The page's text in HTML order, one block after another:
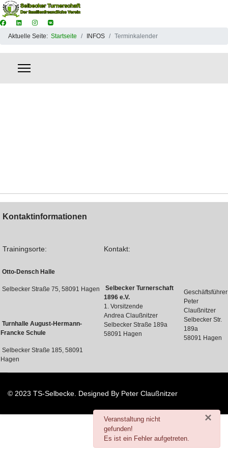
Aktuelle Seite: Startseite INFOS Terminkalender
×
danger
Veranstaltung nicht
gefunden!
Es ist ein Fehler aufgetreten.
Kontaktinformationen
Trainingsorte: Kontakt:
Otto-Densch Halle
Selbecker Straße 75, 58091 Hagen
Turnhalle August-Hermann-
Francke Schule
Selbecker Straße 185, 58091
Hagen
Selbecker Turnerschaft
1896 e.V.
1. Vorsitzende
Andrea Claußnitzer
Selbecker Straße 189a
58091 Hagen
Geschäftsführer
Peter
Claußnitzer
Selbecker Str.
189a
58091 Hagen
© 2023 TS-Selbecke. Designed By Peter Claußnitzer